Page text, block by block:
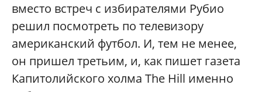
вместо встреч с избирателями Рубио
решил посмотреть по телевизору
американский футбол. И, тем не менее,
он пришел третьим, и, как пишет газета
Капитолийского холма The Hill именно